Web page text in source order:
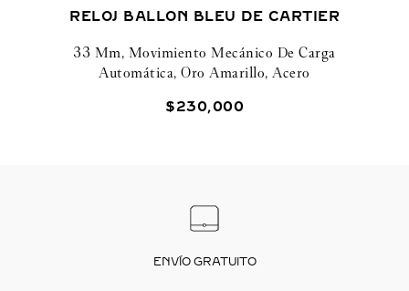
RELOJ BALLON BLEU DE CARTIER
33 Mm, Movimiento Mecánico De Carga
Automática, Oro Amarillo, Acero
$230,000
ENVÍO GRATUITO